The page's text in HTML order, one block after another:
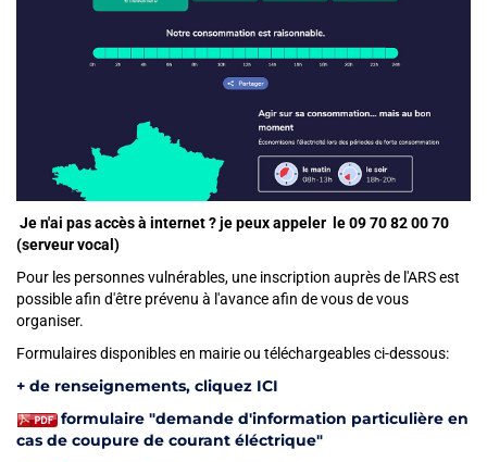
Je n'ai pas accès à internet ? je peux appeler le 09 70 82 00 70
(serveur vocal)
Pour les personnes vulnérables, une inscription auprès de l'ARS est
possible afin d'être prévenu à l'avance afin de vous de vous
organiser.
Formulaires disponibles en mairie ou téléchargeables ci-dessous:
+ de renseignements, cliquez ICI
formulaire "demande d'information particulière en
cas de coupure de courant éléctrique"